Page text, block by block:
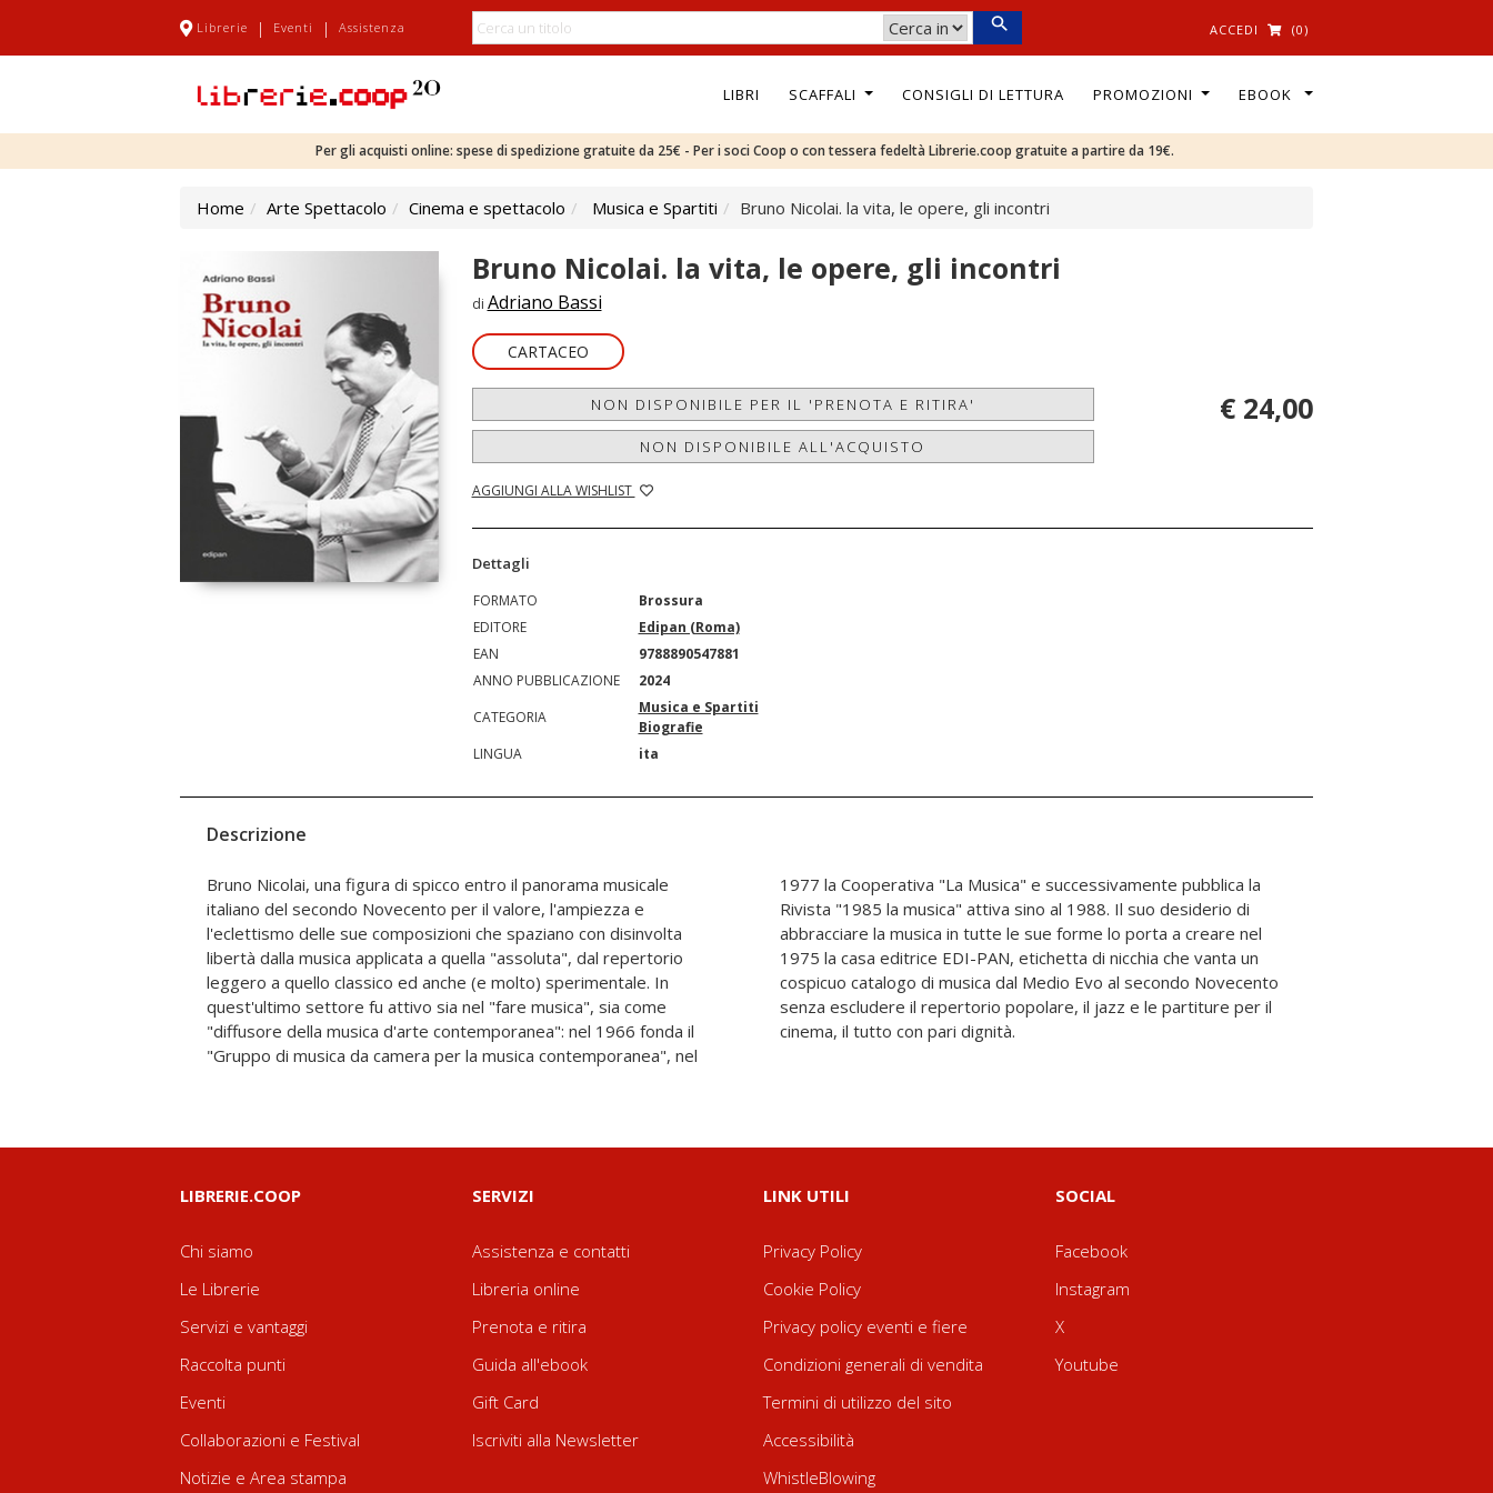
Librerie | Eventi | Assistenza ACCEDI (0)
LIBRI SCAFFALI CONSIGLI DI LETTURA PROMOZIONI EBOOK
Per gli acquisti online: spese di spedizione gratuite da 25€ - Per i soci Coop o con tessera fedeltà Librerie.coop gratuite a partire da 19€.
Home Arte Spettacolo Cinema e spettacolo Musica e Spartiti Bruno Nicolai. la vita, le opere, gli incontri
Bruno Nicolai. la vita, le opere, gli incontri
di Adriano Bassi
CARTACEO
NON DISPONIBILE PER IL 'PRENOTA E RITIRA'
NON DISPONIBILE ALL'ACQUISTO
AGGIUNGI ALLA WISHLIST
€ 24,00
Dettagli
FORMATO
Brossura
EDITORE
Edipan (Roma)
EAN
9788890547881
ANNO PUBBLICAZIONE
2024
CATEGORIA
Musica e Spartiti
Biografie
LINGUA
ita
Descrizione
Bruno Nicolai, una figura di spicco entro il panorama musicale
italiano del secondo Novecento per il valore, l'ampiezza e
l'eclettismo delle sue composizioni che spaziano con disinvolta
libertà dalla musica applicata a quella "assoluta", dal repertorio
leggero a quello classico ed anche (e molto) sperimentale. In
quest'ultimo settore fu attivo sia nel "fare musica", sia come
"diffusore della musica d'arte contemporanea": nel 1966 fonda il
"Gruppo di musica da camera per la musica contemporanea", nel
1977 la Cooperativa "La Musica" e successivamente pubblica la
Rivista "1985 la musica" attiva sino al 1988. Il suo desiderio di
abbracciare la musica in tutte le sue forme lo porta a creare nel
1975 la casa editrice EDI-PAN, etichetta di nicchia che vanta un
cospicuo catalogo di musica dal Medio Evo al secondo Novecento
senza escludere il repertorio popolare, il jazz e le partiture per il
cinema, il tutto con pari dignità.
LIBRERIE.COOP
Chi siamo
Le Librerie
Servizi e vantaggi
Raccolta punti
Eventi
Collaborazioni e Festival
Notizie e Area stampa
SERVIZI
Assistenza e contatti
Libreria online
Prenota e ritira
Guida all'ebook
Gift Card
Iscriviti alla Newsletter
LINK UTILI
Privacy Policy
Cookie Policy
Privacy policy eventi e fiere
Condizioni generali di vendita
Termini di utilizzo del sito
Accessibilità
WhistleBlowing
SOCIAL
Facebook
Instagram
X
Youtube